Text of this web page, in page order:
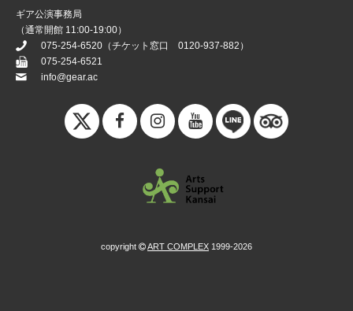
ギア公演事務局
（通常開館 11:00-19:00）
075-254-6520 （チケット窓口 0120-937-882 ）
075-254-6521
info@gear.ac
copyright ART COMPLEX 1999-2026